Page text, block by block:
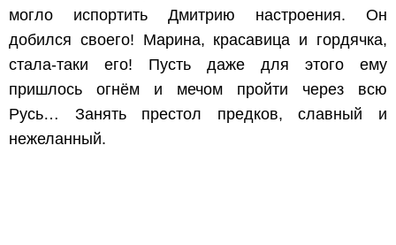
могло испортить Дмитрию настроения. Он
добился своего! Марина, красавица и гордячка,
стала-таки его! Пусть даже для этого ему
пришлось огнём и мечом пройти через всю
Русь… Занять престол предков, славный и
нежеланный.